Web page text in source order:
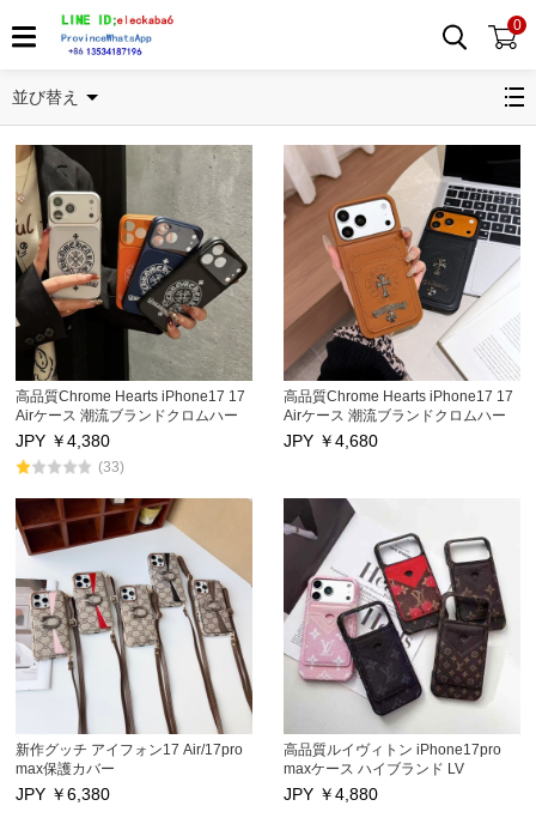
0
並び替え
高品質Chrome Hearts iPhone17 17
Airケース 潮流ブランドクロムハー
ツ アイフォン17プロ/17Pro Max保
護カバー男女兼用
iphone16/16Pro/16Pro Max携帯ス
iphone15Pro/15Pro Maxケース キス
防止 アイフォン14/14Pro/14Pro
Max/13/13Proカバー 激安海外通販
JPY ￥4,380
(33)
高品質Chrome Hearts iPhone17 17
Airケース 潮流ブランドクロムハー
ツ アイフォン17プロ/17Pro Max保
護カバー男女兼用
iphone15Pro/15Pro Maxケース キス
防止 アイフォン14/14Pro/14Pro
Max/13/13Proカバー 激安海外通販
JPY ￥4,680
新作グッチ アイフォン17 Air/17pro
max保護カバー
iphone16 iphone16pro/ 16pro max
ケース カードポケット付き
JPY ￥6,380
高品質ルイヴィトン iPhone17pro
maxケース ハイブランド LV
iPhone17/17Pro/17airスマホケース
性能抜群 カードポケット付き アイ
JPY ￥4,880